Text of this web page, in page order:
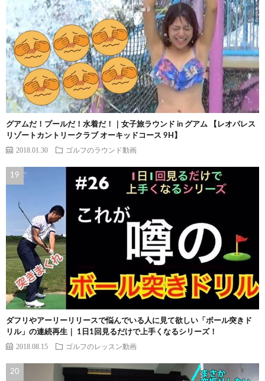
グアムだ！プールだ！水着だ！｜女子旅ラウンド in グアム 【レオパレス
リゾートカントリークラブ オーキッドコース 9H】
2018.01.30 ゴルフのラウンド動画
ダフリやアーリーリリースで悩んでいる人に見て欲しい「ボール突きド
リル」の連続再生｜ 1日1回見るだけで上手くなるシリーズ！
2018.08.15 ゴルフのレッスン動画